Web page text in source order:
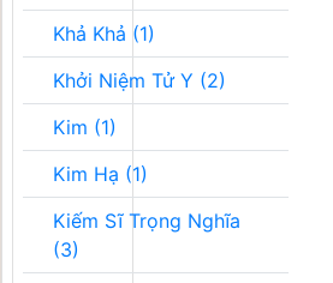
Khả Khả (1)
Khởi Niệm Tử Y (2)
Kim (1)
Kim Hạ (1)
Kiếm Sĩ Trọng Nghĩa
(3)